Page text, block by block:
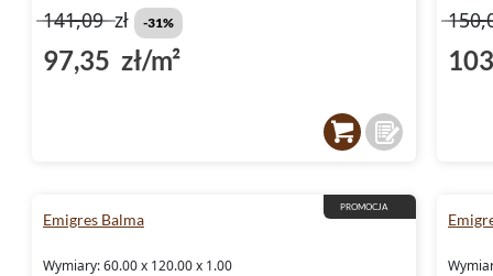
141,09zł -31%
97,35 zł/m²
PROMOCJA
Emigres Balma
Wymiary: 60.00 x 120.00 x 1.00